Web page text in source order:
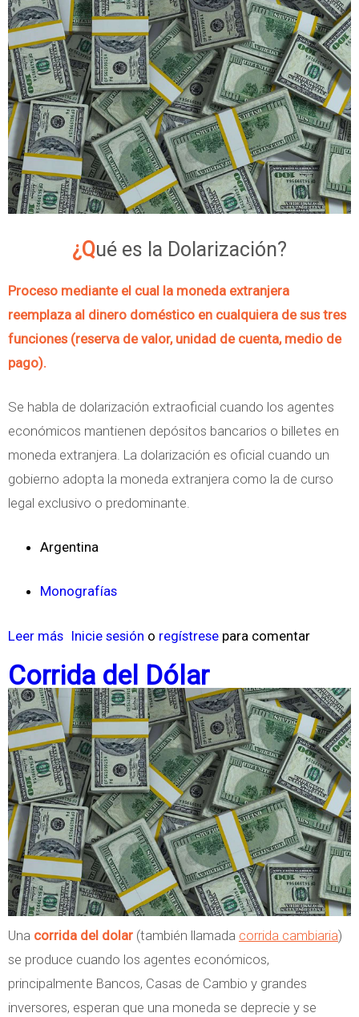
¿Qué es la Dolarización?
Proceso mediante el cual la moneda extranjera
reemplaza al dinero doméstico en cualquiera de sus tres
funciones (reserva de valor, unidad de cuenta, medio de
pago).
Se habla de dolarización extraoficial cuando los agentes
económicos mantienen depósitos bancarios o billetes en
moneda extranjera. La dolarización es oficial cuando un
gobierno adopta la moneda extranjera como la de curso
legal exclusivo o predominante.
Argentina
Monografías
Leer más
b
e
D
o
l
a
r
i
z
Inicie sesión o regístrese para comentar
Corrida del Dólar
Una corrida del dolar (también llamada corrida cambiaria)
se produce cuando los agentes económicos,
principalmente Bancos, Casas de Cambio y grandes
inversores, esperan que una moneda se deprecie y se